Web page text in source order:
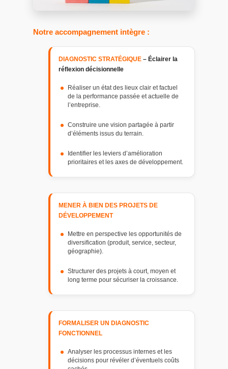
Notre accompagnement intègre :
DIAGNOSTIC STRATÉGIQUE – Éclairer la
réflexion décisionnelle
Réaliser un état des lieux clair et factuel
de la performance passée et actuelle de
l’entreprise.
Construire une vision partagée à partir
d’éléments issus du terrain.
Identifier les leviers d’amélioration
prioritaires et les axes de développement.
MENER À BIEN DES PROJETS DE
DÉVELOPPEMENT
Mettre en perspective les opportunités de
diversification (produit, service, secteur,
géographie).
Structurer des projets à court, moyen et
long terme pour sécuriser la croissance.
FORMALISER UN DIAGNOSTIC
FONCTIONNEL
Analyser les processus internes et les
décisions pour révéler d’éventuels coûts